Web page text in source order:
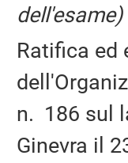
dell'esame)
Ratifica ed
n. 186 sul
Ginevra il